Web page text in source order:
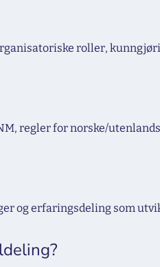
roller,
regler for norske/
og erfaringsdeling som